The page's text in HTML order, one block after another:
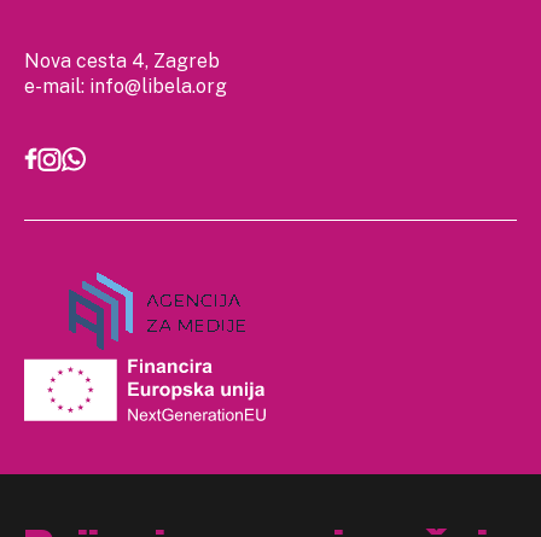
Nova cesta 4, Zagreb
e-mail: info@libela.org